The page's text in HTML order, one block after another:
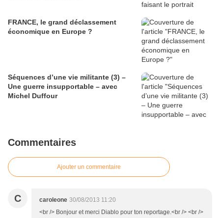
FRANCE, le grand déclassement
économique en Europe ?
Séquences d’une vie militante (3) –
Une guerre insupportable – avec
Michel Duffour
Commentaires
Ajouter un commentaire
C caroleone 30/08/2013 11:20
<br /> Bonjour et merci Diablo pour ton reportage.<br /> <br />